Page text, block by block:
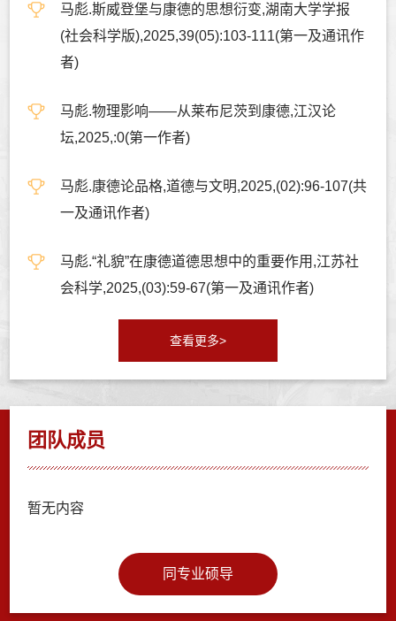
马彪.斯威登堡与康德的思想衍变,湖南大学学报
(社会科学版),2025,39(05):103-111(第一及通讯作
者)
马彪.物理影响——从莱布尼茨到康德,江汉论
坛,2025,:0(第一作者)
马彪.康德论品格,道德与文明,2025,(02):96-107(共
一及通讯作者)
马彪.“礼貌”在康德道德思想中的重要作用,江苏社
会科学,2025,(03):59-67(第一及通讯作者)
查看更多>
团队成员
暂无内容
同专业硕导